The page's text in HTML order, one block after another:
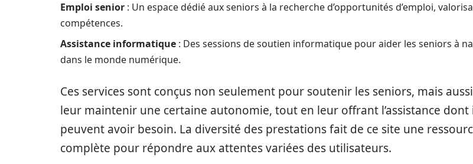
Emploi senior : Un espace dédié aux seniors à la recherche d’opportunités d’emploi,
compétences.
Assistance informatique : Des sessions de soutien informatique pour aider les seniors à
dans le monde numérique.
Ces services sont conçus non seulement pour soutenir les seniors, mais
leur maintenir une certaine autonomie, tout en leur offrant l’assistance dont
peuvent avoir besoin. La diversité des prestations fait de ce site une
complète pour répondre aux attentes variées des utilisateurs.